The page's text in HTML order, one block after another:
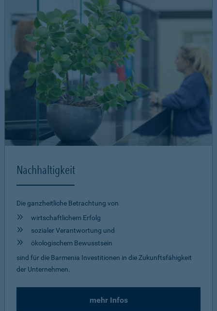
Nachhaltigkeit
Die ganzheitliche Betrachtung von
wirtschaftlichem Erfolg
sozialer Verantwortung und
ökologischem Bewusstsein
sind für die Barmenia Investitionen in die Zukunftsfähigkeit
der Unternehmen.
mehr Infos